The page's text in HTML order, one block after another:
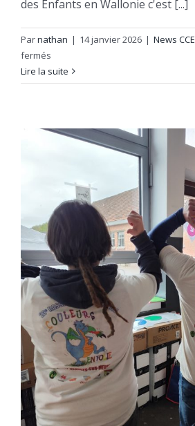
des Enfants en Wallonie c'est [...]
Parnathan | 14 janvier 2026 | News CCE
fermés
25e
Rassemblement
d’Enfants
Lire la suite